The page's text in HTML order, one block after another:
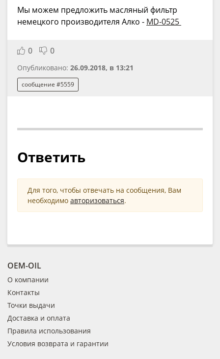
Мы можем предложить масляный фильтр
немецкого производителя Алко - MD-0525
0 0
Опубликовано: 26.09.2018, в 13:21
сообщение #5559
Ответить
Для того, чтобы отвечать на сообщения, Вам
необходимо авторизоваться.
OEM-OIL
О компании
Контакты
Точки выдачи
Доставка и оплата
Правила использования
Условия возврата и гарантии